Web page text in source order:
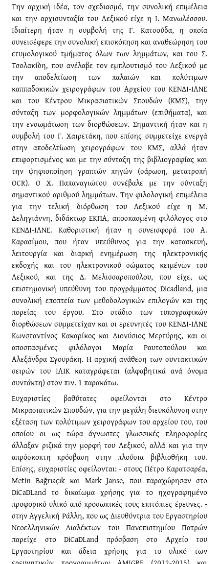
Την αρχική ιδέα, τον σχεδιασμό, την συνολική επιμέλεια
και την αρχισυνταξία του Λεξικού είχε η Ι. Μανωλέσσου.
Ιδιαίτερη ήταν η συμβολή της Γ. Κατσούδα, η οποία
συνεισέφερε την συνολική επισκόπηση και αναθεώρηση του
ετυμολογικού τμήματος όλων των λημμάτων, και του Σ.
Τσολακίδη, που ανέλαβε τον εμπλουτισμό του Λεξικού με
την αποδελτίωση των παλαιών και πολύτιμων
καππαδοκικών χειρογράφων του Αρχείου του ΚΕΝΔΙ-ΙΛΝΕ
και του Κέντρου Μικρασιατικών Σπουδών (ΚΜΣ), την
σύνταξη των μορφολογικών λημμάτων (επιθήματα), και
την ενσωμάτωση των διορθώσεων. Σημαντική ήταν και η
συμβολή του Γ. Χαιρετάκη, που επίσης συμμετείχε ενεργά
στην αποδελτίωση χειρογράφων του ΚΜΣ, αλλά ήταν
επιφορτισμένος και με την σύνταξη της βιβλιογραφίας και
την ψηφιοποίηση γραπτών πηγών (σάρωση, μετατροπή
OCR). Ο Χ. Παπαναγιώτου συνέβαλε με την σύνταξη
σημαντικού αριθμού λημμάτων. Την φιλολογική επιμέλεια
για την τελική διόρθωση του Λεξικού είχε η Μ.
Δεληγιάννη, διδάκτωρ ΕΚΠΑ, αποσπασμένη φιλόλογος στο
ΚΕΝΔΙ-ΙΛΝΕ. Καθοριστική ήταν η συνεισφορά του Α.
Καρασίμου, που ήταν υπεύθυνος για την κατασκευή,
λειτουργία και διαρκή ενημέρωση της ηλεκτρονικής
εκδοχής και του ηλεκτρονικού σώματος κειμένων του
Λεξικού, και της Δ. Μελισσαροπούλου, που είχε, ως
επιστημονική υπεύθυνη του προγράμματος Dicadland, μια
συνολική εποπτεία των μεθοδολογικών επιλογών και της
πορείας του έργου. Στο στάδιο των τυπογραφικών
διορθώσεων συμμετείχαν και οι ερευνητές του ΚΕΝΔΙ-ΙΛΝΕ
Κωνσταντίνος Κακαρίκος και Διονύσιος Μερτύρης, και οι
αποσπασμένες φιλόλογοι Μαρία Ραυτοπούλου και
Αλεξάνδρα Σγουράκη. Η αρχική ανάθεση των συντακτικών
σειρών του ΙΛΙΚ καταγράφεται (αλφαβητικά ανά όνομα
συντάκτη) στον πιν. 1 παρακάτω.
Ευχαριστίες βαθύτατες οφείλονται στο Κέντρο
Μικρασιατικών Σπουδών, για την μεγάλη διευκόλυνση στην
εξέταση των πολύτιμων χειρογράφων του αρχείου του, του
οποίου οι ως τώρα άγνωστες γλωσσικές πληροφορίες
άλλαξαν ριζικά την μορφή του Λεξικού, αλλά και για την
απρόσκοπτη πρόσβαση στην πλούσια βιβλιοθήκη του.
Επίσης, ευχαριστίες οφείλονται: - στους Πέτρο Καρατσαρέα,
Metin Bağrıaçık και Mark Janse, που παραχώρησαν στο
DiCaDLand το δικαίωμα χρήσης για το ηχογραφημένο
προφορικό υλικό από προσωπικές τους επιτόπιες έρευνες. -
στην Αγγελική Ράλλη, που ως Διευθύντρια του Εργαστηρίου
Νεοελληνικών Διαλέκτων του Πανεπιστημίου Πατρών
παρείχε στο DiCaDLand πρόσβαση στο Αρχείο του
Εργαστηρίου και άδεια χρήσης για το υλικό των